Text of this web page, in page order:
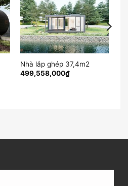
Nhà lắp ghép 37,4m2
499,558,000₫